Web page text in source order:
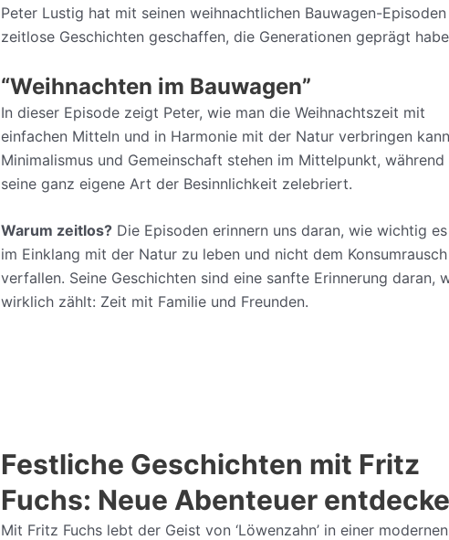
Peter Lustig hat mit seinen weihnachtlichen Bauwagen-Episoden
zeitlose Geschichten geschaffen, die Generationen geprägt
“Weihnachten im Bauwagen”
In dieser Episode zeigt Peter, wie man die Weihnachtszeit mit
einfachen Mitteln und in Harmonie mit der Natur verbringen
Minimalismus und Gemeinschaft stehen im Mittelpunkt, während
seine ganz eigene Art der Besinnlichkeit zelebriert.
Warum zeitlos? Die Episoden erinnern uns daran, wie wichtig
im Einklang mit der Natur zu leben und nicht dem
verfallen. Seine Geschichten sind eine sanfte Erinnerung daran,
wirklich zählt: Zeit mit Familie und Freunden.
Festliche Geschichten mit Fritz
Fuchs: Neue Abenteuer
Mit Fritz Fuchs lebt der Geist von ‘Löwenzahn’ in einer modernen